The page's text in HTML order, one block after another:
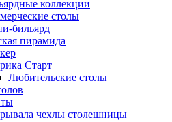
коллекции
столы
бильярд
пирамида
Старт
Любительские столы
чехлы столешницы